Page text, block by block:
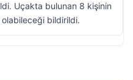
Uçakta bulunan 8 kişinin
olabileceği bildirildi.